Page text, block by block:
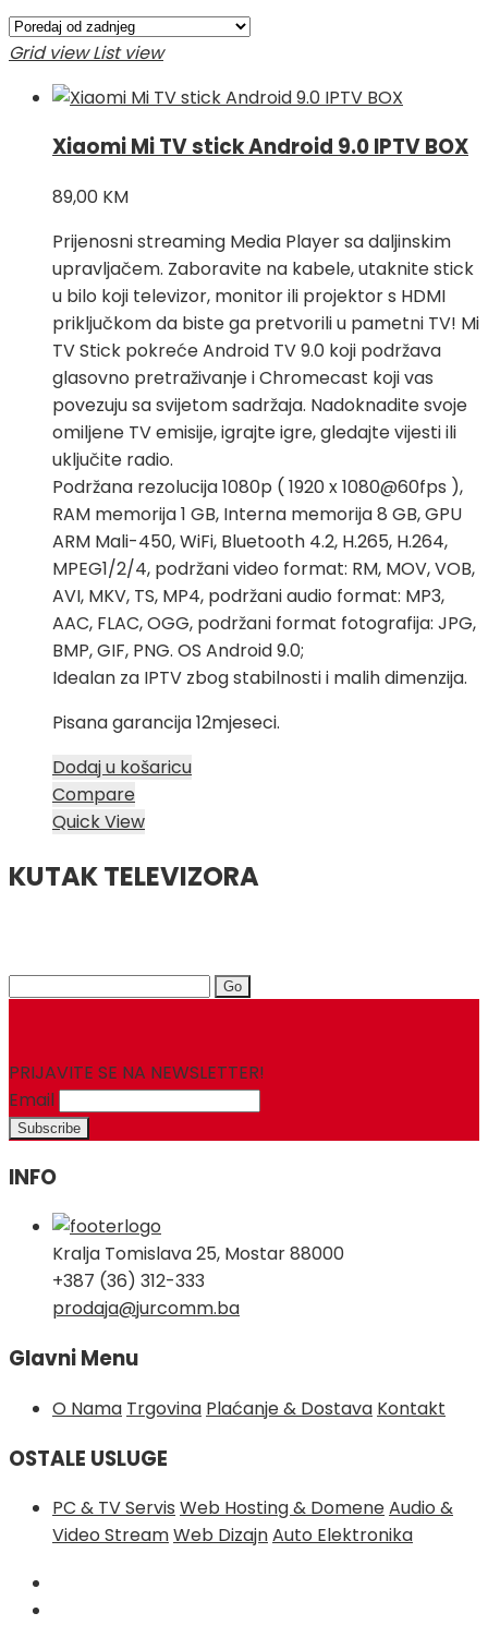
Grid view List view
Xiaomi Mi TV stick Android 9.0 IPTV BOX
89,00 KM
Prijenosni streaming Media Player sa daljinskim
upravljačem. Zaboravite na kabele, utaknite stick
u bilo koji televizor, monitor ili projektor s HDMI
priključkom da biste ga pretvorili u pametni TV! Mi
TV Stick pokreće Android TV 9.0 koji podržava
glasovno pretraživanje i Chromecast koji vas
povezuju sa svijetom sadržaja. Nadoknadite svoje
omiljene TV emisije, igrajte igre, gledajte vijesti ili
uključite radio.
Podržana rezolucija 1080p ( 1920 x 1080@60fps ),
RAM memorija 1 GB, Interna memorija 8 GB, GPU
ARM Mali-450, WiFi, Bluetooth 4.2, H.265, H.264,
MPEG1/2/4, podržani video format: RM, MOV, VOB,
AVI, MKV, TS, MP4, podržani audio format: MP3,
AAC, FLAC, OGG, podržani format fotografija: JPG,
BMP, GIF, PNG. OS Android 9.0;
Idealan za IPTV zbog stabilnosti i malih dimenzija.
Pisana garancija 12mjeseci.
Dodaj u košaricu
Compare
Quick View
KUTAK TELEVIZORA
Search
PRIJAVITE SE NA NEWSLETTER!
Email
INFO
Kralja Tomislava 25, Mostar 88000
+387 (36) 312-333
prodaja@jurcomm.ba
Glavni Menu
O Nama Trgovina Plaćanje & Dostava Kontakt
OSTALE USLUGE
PC & TV Servis Web Hosting & DomeneAudio &
Video StreamWeb DizajnAuto Elektronika